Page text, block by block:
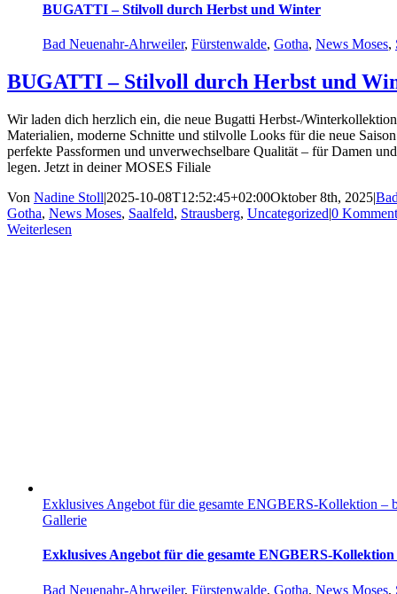
BUGATTI – Stilvoll durch Herbst und Winter
Bad Neuenahr-Ahrweiler, Fürstenwalde, Gotha, News Moses,
BUGATTI – Stilvoll durch Herbst und
Wir laden dich herzlich ein, die neue Bugatti Herbst-/
Materialien, moderne Schnitte und stilvolle Looks für die neue
perfekte Passformen und unverwechselbare Qualität – für Damen
legen. Jetzt in deiner MOSES Filiale
Von Nadine Stoll|2025-10-08T12:52:45+02:00Oktober 8th, 2025|
Gotha, News Moses, Saalfeld, Strausberg, Uncategorized|0
Weiterlesen
Exklusives Angebot für die gesamte ENGBERS-Kollektion –
Gallerie
Exklusives Angebot für die gesamte ENGBERS-
Bad Neuenahr-Ahrweiler, Fürstenwalde, Gotha, News Moses,